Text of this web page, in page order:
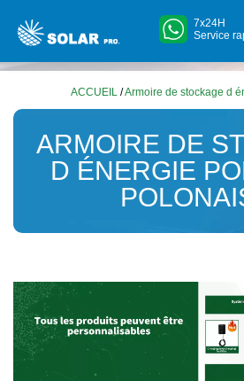
7x24H
Service
ACCUEIL /Armoire de stockage d
ARMOIRE DE
D ÉNERGIE